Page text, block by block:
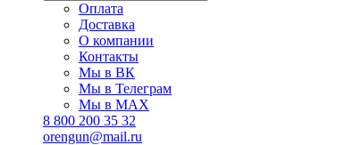
Оплата
Доставка
О компании
Контакты
Мы в ВК
Мы в Телеграм
Мы в МAX
8 800 200 35 32
orengun@mail.ru